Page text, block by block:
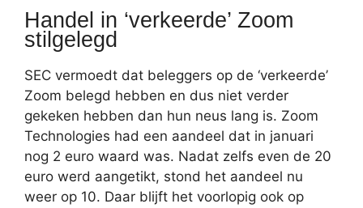
Handel in ‘verkeerde’ Zoom
stilgelegd
SEC vermoedt dat beleggers op de ‘verkeerde’
Zoom belegd hebben en dus niet verder
gekeken hebben dan hun neus lang is. Zoom
Technologies had een aandeel dat in januari
nog 2 euro waard was. Nadat zelfs even de 20
euro werd aangetikt, stond het aandeel nu
weer op 10. Daar blijft het voorlopig ook op